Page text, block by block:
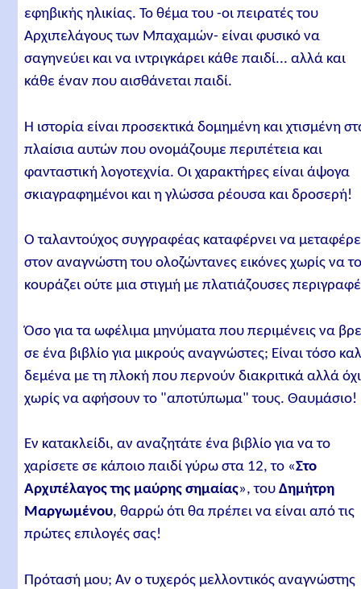
εφηβικής ηλικίας. Το θέμα του -οι πειρατές του
Αρχιπελάγους των Μπαχαμών- είναι φυσικό να
σαγηνεύει και να ιντριγκάρει κάθε παιδί... αλλά και
κάθε έναν που αισθάνεται παιδί.
Η ιστορία είναι προσεκτικά δομημένη και χτισμένη
πλαίσια αυτών που ονομάζουμε περιπέτεια και
φανταστική λογοτεχνία. Οι χαρακτήρες είναι άψογα
σκιαγραφημένοι και η γλώσσα ρέουσα και δροσερή!
Ο ταλαντούχος συγγραφέας καταφέρνει να
στον αναγνώστη του ολοζώντανες εικόνες χωρίς να
κουράζει ούτε μια στιγμή με πλατιάζουσες
Όσο για τα ωφέλιμα μηνύματα που περιμένεις να
σε ένα βιβλίο για μικρούς αναγνώστες; Είναι τόσο
δεμένα με τη πλοκή που περνούν διακριτικά αλλά όχι
χωρίς να αφήσουν το "αποτύπωμα" τους. Θαυμάσιο!
Εν κατακλείδι, αν αναζητάτε ένα βιβλίο για να το
χαρίσετε σε κάποιο παιδί γύρω στα 12, το «Στο
Αρχιπέλαγος της μαύρης σημαίας», τουΔημήτρη
Μαργωμένου, θαρρώ ότι θα πρέπει να είναι από τις
πρώτες επιλογές σας!
Πρότασή μου; Αν ο τυχερός μελλοντικός αναγνώστης